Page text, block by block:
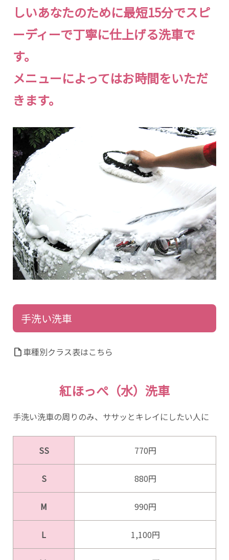
しいあなたのために最短15分でスピ
ーディーで丁寧に仕上げる洗車で
す。
メニューによってはお時間をいただ
きます。
手洗い洗車
draft車種別クラス表はこちら
紅ほっぺ（水）洗車
手洗い洗車の周りのみ、ササッとキレイにしたい人に
SS 770円
S 880円
M 990円
L 1,100円